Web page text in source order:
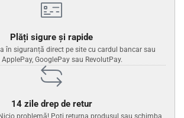
Plăți sigure și rapide
în siguranță direct pe site cu cardul bancar sau
GooglePay sau RevolutPay.
14 zile drep de retur
problemă! Poți returna produsul sau schimba